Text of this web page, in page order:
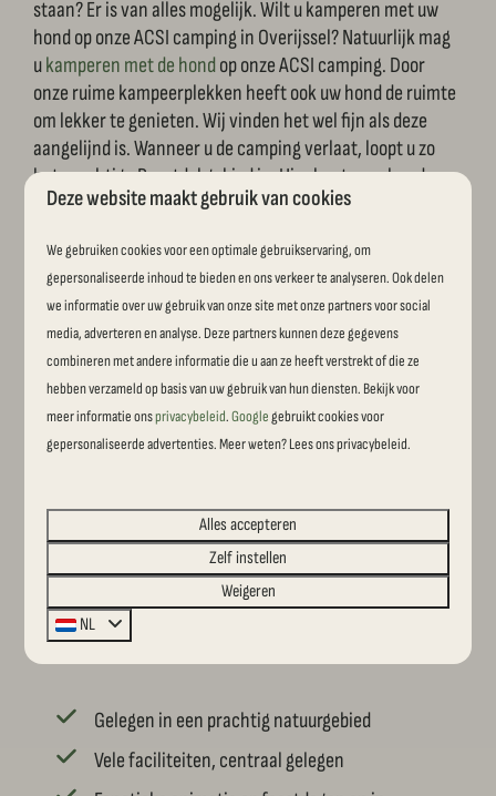
staan? Er is van alles mogelijk. Wilt u kamperen met uw
hond op onze ACSI camping in Overijssel? Natuurlijk mag
ukamperen met de hondop onze ACSI camping. Door
onze ruime kampeerplekken heeft ook uw hond de ruimte
om lekker te genieten. Wij vinden het wel fijn als deze
aangelijnd is. Wanneer u de camping verlaat, loopt u zo
het prachtige Reestdal gebied in. Hier kunt u uw hond
uitlaten.
U kunt bijna het gehele seizoen gebruik maken van uw
ACSI camping kaart. Alleen tijdens de feestdagen en in de
zomervakantie is deze helaas niet geldig.
Naast onze ACSI kampeerplaatsen beschikken wij ook
over een aantal plaatsen met privé sanitair. Deze luxe
plaatsen zijn voorzien van een eigen unit met een eigen
wastafel, toilet en douchecabine. U kunt uw ACSI camping
kaart niet gebruiken op plaatsen met privé sanitair maar
camping met privé sanitair waar u wel kunt genieten van
korting tijdens het kamperen!
Voordelen van onze ACSI camping in
Overijssel:
Gelegen in een prachtig natuurgebied
Vele faciliteiten, centraal gelegen
Deze website maakt gebruik van cookies
We gebruiken cookies voor een optimale gebruikservaring, om
gepersonaliseerde inhoud te bieden en ons verkeer te analyseren. Ook delen
we informatie over uw gebruik van onze site met onze partners voor social
media, adverteren en analyse. Deze partners kunnen deze gegevens
combineren met andere informatie die u aan ze heeft verstrekt of die ze
hebben verzameld op basis van uw gebruik van hun diensten. Bekijk voor
meer informatie onsprivacybeleid.Googlegebruikt cookies voor
gepersonaliseerde advertenties. Meer weten? Lees ons privacybeleid.
Alles accepteren
Zelf instellen
Weigeren
NL